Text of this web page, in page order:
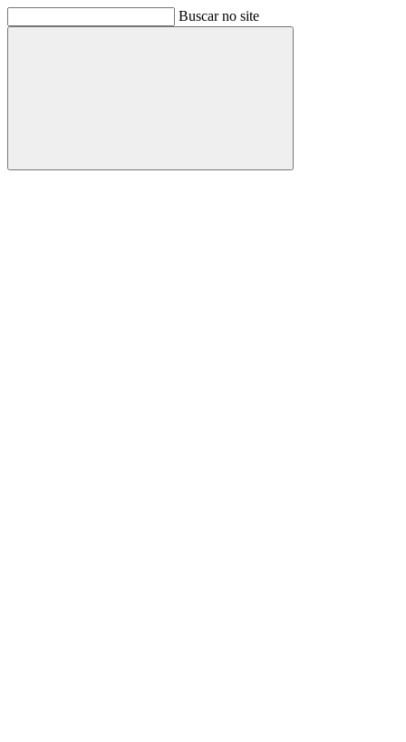
Buscar no site
Buscar